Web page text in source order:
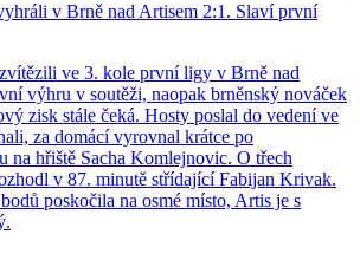
v Brně nad Artisem 2:1. Slaví první
ve 3. kole první ligy v Brně nad
výhru v soutěži, naopak brněnský nováček
zisk stále čeká. Hosty poslal do vedení ve
za domácí vyrovnal krátce po
na hřiště Sacha Komlejnovic. O třech
v 87. minutě střídající Fabijan Krivak.
poskočila na osmé místo, Artis je s